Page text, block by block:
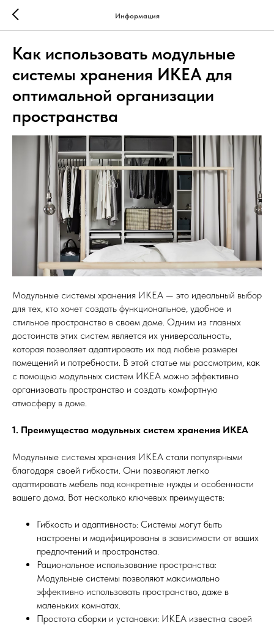
Информация
Как использовать модульные
системы хранения ИКЕА для
оптимальной организации
пространства
Модульные системы хранения ИКЕА — это идеальный выбор
для тех, кто хочет создать функциональное, удобное и
стильное пространство в своем доме. Одним из главных
достоинств этих систем является их универсальность,
которая позволяет адаптировать их под любые размеры
помещений и потребности. В этой статье мы рассмотрим, как
с помощью модульных систем ИКЕА можно эффективно
организовать пространство и создать комфортную
атмосферу в доме.
1. Преимущества модульных систем хранения ИКЕА
Модульные системы хранения ИКЕА стали популярными
благодаря своей гибкости. Они позволяют легко
адаптировать мебель под конкретные нужды и особенности
вашего дома. Вот несколько ключевых преимуществ:
Гибкость и адаптивность: Системы могут быть
настроены и модифицированы в зависимости от ваших
предпочтений и пространства.
Рациональное использование пространства:
Модульные системы позволяют максимально
эффективно использовать пространство, даже в
маленьких комнатах.
Простота сборки и установки: ИКЕА известна своей